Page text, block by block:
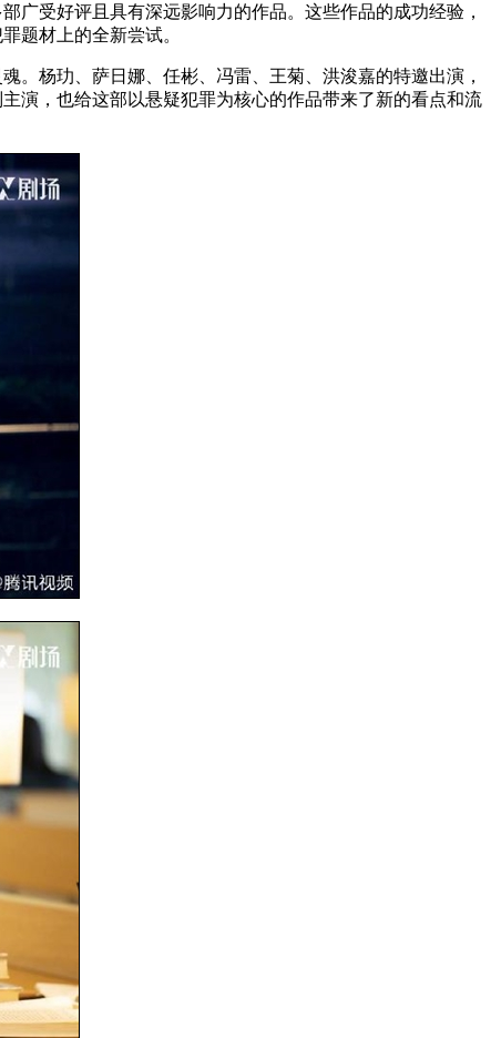
广受好评且具有深远影响力的作品。这些作品的成功经验，
题材上的全新尝试。
。杨玏、萨日娜、任彬、冯雷、王菊、洪浚嘉的特邀出演，
主演，也给这部以悬疑犯罪为核心的作品带来了新的看点和流